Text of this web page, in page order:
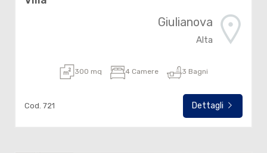
Giulianova
Alta
300 mq 4 Camere 3 Bagni
Cod. 721 Dettagli